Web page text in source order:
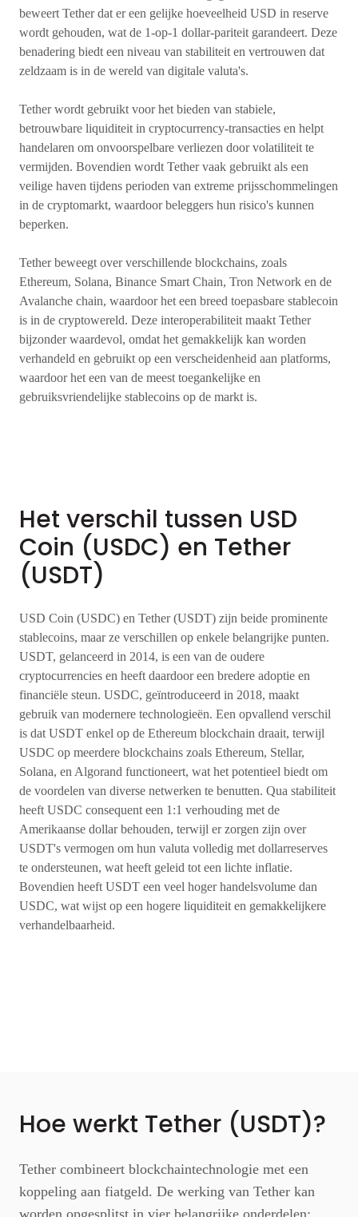
beweert Tether dat er een gelijke hoeveelheid USD in reserve
wordt gehouden, wat de 1-op-1 dollar-pariteit garandeert. Deze
benadering biedt een niveau van stabiliteit en vertrouwen dat
zeldzaam is in de wereld van digitale valuta's.
Tether wordt gebruikt voor het bieden van stabiele,
betrouwbare liquiditeit in cryptocurrency-transacties en helpt
handelaren om onvoorspelbare verliezen door volatiliteit te
vermijden. Bovendien wordt Tether vaak gebruikt als een
veilige haven tijdens perioden van extreme prijsschommelingen
in de cryptomarkt, waardoor beleggers hun risico's kunnen
beperken.
Tether beweegt over verschillende blockchains, zoals
Ethereum, Solana, Binance Smart Chain, Tron Network en de
Avalanche chain, waardoor het een breed toepasbare stablecoin
is in de cryptowereld. Deze interoperabiliteit maakt Tether
bijzonder waardevol, omdat het gemakkelijk kan worden
verhandeld en gebruikt op een verscheidenheid aan platforms,
waardoor het een van de meest toegankelijke en
gebruiksvriendelijke stablecoins op de markt is.
Het verschil tussen USD
Coin (USDC) en Tether
(USDT)
USD Coin (USDC) en Tether (USDT) zijn beide prominente
stablecoins, maar ze verschillen op enkele belangrijke punten.
USDT, gelanceerd in 2014, is een van de oudere
cryptocurrencies en heeft daardoor een bredere adoptie en
financiële steun. USDC, geïntroduceerd in 2018, maakt
gebruik van modernere technologieën. Een opvallend verschil
is dat USDT enkel op de Ethereum blockchain draait, terwijl
USDC op meerdere blockchains zoals Ethereum, Stellar,
Solana, en Algorand functioneert, wat het potentieel biedt om
de voordelen van diverse netwerken te benutten. Qua stabiliteit
heeft USDC consequent een 1:1 verhouding met de
Amerikaanse dollar behouden, terwijl er zorgen zijn over
USDT's vermogen om hun valuta volledig met dollarreserves
te ondersteunen, wat heeft geleid tot een lichte inflatie.
Bovendien heeft USDT een veel hoger handelsvolume dan
USDC, wat wijst op een hogere liquiditeit en gemakkelijkere
verhandelbaarheid.
Hoe werkt Tether (USDT)?
Tether combineert blockchaintechnologie met een
koppeling aan fiatgeld. De werking van Tether kan
worden opgesplitst in vier belangrijke onderdelen: